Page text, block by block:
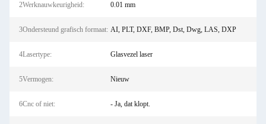
2Werknauwkeurigheid: 0.01 mm
3Ondersteund grafisch formaat: AI, PLT, DXF, BMP, Dst, Dwg, LAS, DXP
4Lasertype: Glasvezel laser
5Vermogen: Nieuw
6Cnc of niet: - Ja, dat klopt.